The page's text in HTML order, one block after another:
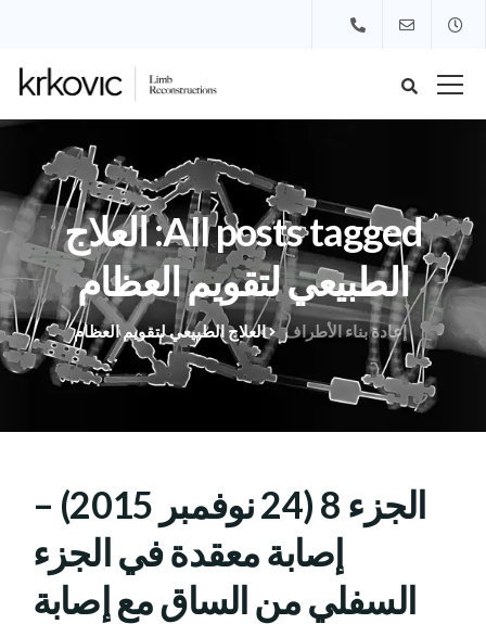
All posts tagged: العلاج
الطبيعي لتقويم العظام
إعادة بناء الأطراف العلاج الطبيعي لتقويم العظام
الجزء 8 (24 نوفمبر 2015) –
إصابة معقدة في الجزء
السفلي من الساق مع إصابة